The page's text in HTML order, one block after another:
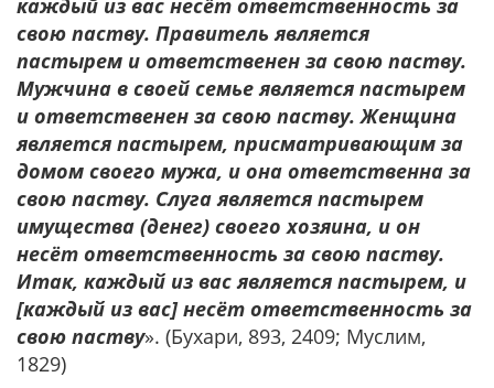
каждый из вас несёт ответственность за
свою паству. Правитель является
пастырем и ответственен за свою паству.
Мужчина в своей семье является пастырем
и ответственен за свою паству. Женщина
является пастырем, присматривающим за
домом своего мужа, и она ответственна за
свою паству. Слуга является пастырем
имущества (денег) своего хозяина, и он
несёт ответственность за свою паству.
Итак, каждый из вас является пастырем, и
[каждый из вас] несёт ответственность за
свою паству». (Бухари, 893, 2409; Муслим,
1829)